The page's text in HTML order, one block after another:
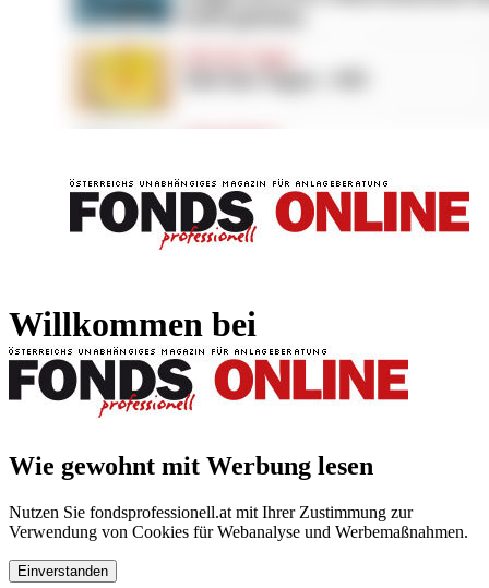
Willkommen bei
Wie gewohnt mit Werbung lesen
Nutzen Sie fondsprofessionell.at mit Ihrer Zustimmung zur
Verwendung von Cookies für Webanalyse und Werbemaßnahmen.
Einverstanden